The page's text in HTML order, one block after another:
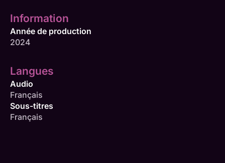
Information
Année de production
2024
Langues
Audio
Français
Sous-titres
Français